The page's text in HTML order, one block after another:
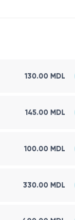
130.00 MDL
145.00 MDL
100.00 MDL
330.00 MDL